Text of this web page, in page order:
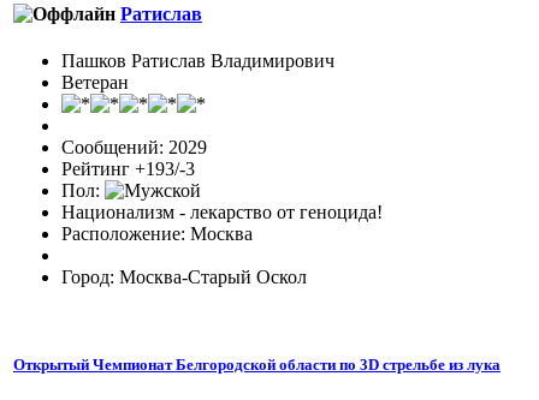
Ратислав
Пашков Ратислав Владимирович
Ветеран
Сообщений: 2029
Рейтинг +193/-3
Пол:
Национализм - лекарство от геноцида!
Расположение: Москва
Город: Москва-Старый Оскол
Открытый Чемпионат Белгородской области по 3D стрельбе из лука